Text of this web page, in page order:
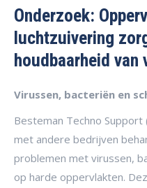
Onderzoek:
luchtzuivering
houdbaarheid van
Virussen, bacteriën en
Besteman Techno Support
met andere bedrijven
problemen met virussen,
op harde oppervlakten.